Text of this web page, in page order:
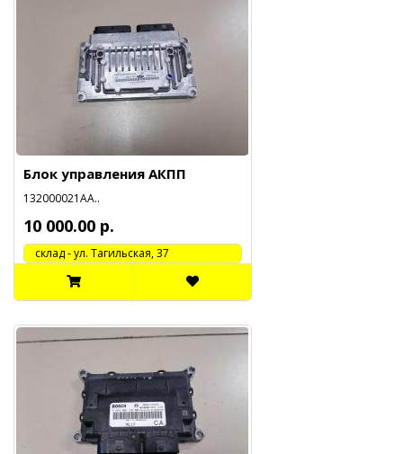
Блок управления АКПП
132000021АА..
10 000.00 р.
cклад - ул. Тагильская, 37